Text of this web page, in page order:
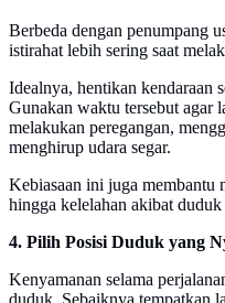
Berbeda dengan penumpang
istirahat lebih sering saat
Idealnya, hentikan kendaraan
Gunakan waktu tersebut agar
melakukan peregangan,
menghirup udara segar.
Kebiasaan ini juga membantu
hingga kelelahan akibat
4. Pilih Posisi Duduk yang
Kenyamanan selama